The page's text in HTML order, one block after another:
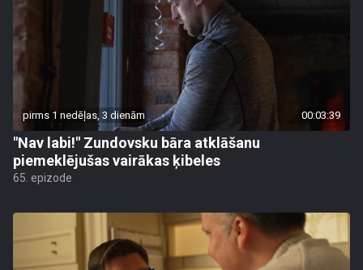
pirms 1 nedēļas, 3 dienām 00:03:39
"Nav labi!" Zundovsku bāra atklāšanu
piemeklējušas vairākas ķibeles
65. epizode